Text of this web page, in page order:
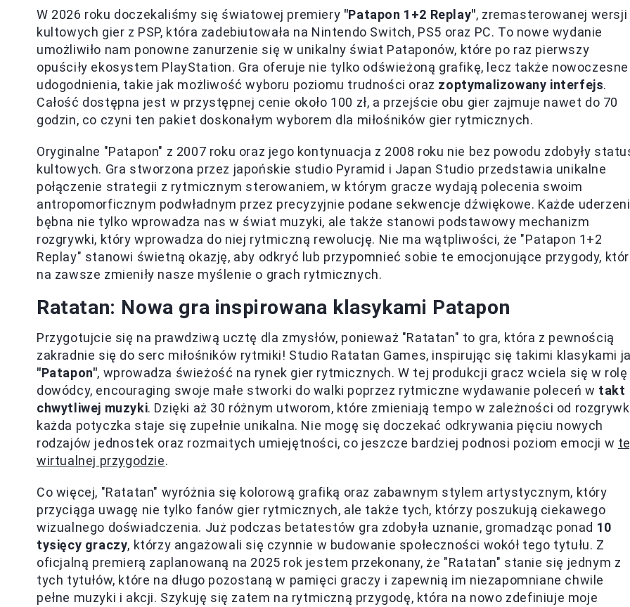
W 2026 roku doczekaliśmy się światowej premiery "Patapon 1+2 Replay", zremasterowanej wersji
kultowych gier z PSP, która zadebiutowała na Nintendo Switch, PS5 oraz PC. To nowe wydanie
umożliwiło nam ponowne zanurzenie się w unikalny świat Pataponów, które po raz pierwszy
opuściły ekosystem PlayStation. Gra oferuje nie tylko odświeżoną grafikę, lecz także nowoczesne
udogodnienia, takie jak możliwość wyboru poziomu trudności oraz zoptymalizowany interfejs.
Całość dostępna jest w przystępnej cenie około 100 zł, a przejście obu gier zajmuje nawet do 70
godzin, co czyni ten pakiet doskonałym wyborem dla miłośników gier rytmicznych.
Oryginalne "Patapon" z 2007 roku oraz jego kontynuacja z 2008 roku nie bez powodu zdobyły
kultowych. Gra stworzona przez japońskie studio Pyramid i Japan Studio przedstawia unikalne
połączenie strategii z rytmicznym sterowaniem, w którym gracze wydają polecenia swoim
antropomorficznym podwładnym przez precyzyjnie podane sekwencje dźwiękowe. Każde
bębna nie tylko wprowadza nas w świat muzyki, ale także stanowi podstawowy mechanizm
rozgrywki, który wprowadza do niej rytmiczną rewolucję. Nie ma wątpliwości, że "Patapon 1+2
Replay" stanowi świetną okazję, aby odkryć lub przypomnieć sobie te emocjonujące przygody,
na zawsze zmieniły nasze myślenie o grach rytmicznych.
Ratatan: Nowa gra inspirowana klasykami Patapon
Przygotujcie się na prawdziwą ucztę dla zmysłów, ponieważ "Ratatan" to gra, która z pewnością
zakradnie się do serc miłośników rytmiki! Studio Ratatan Games, inspirując się takimi klasykami
"Patapon", wprowadza świeżość na rynek gier rytmicznych. W tej produkcji gracz wciela się w rolę
dowódcy, encouraging swoje małe stworki do walki poprzez rytmiczne wydawanie poleceń w takt
chwytliwej muzyki. Dzięki aż 30 różnym utworom, które zmieniają tempo w zależności od
każda potyczka staje się zupełnie unikalna. Nie mogę się doczekać odkrywania pięciu nowych
rodzajów jednostek oraz rozmaitych umiejętności, co jeszcze bardziej podnosi poziom emocji w
wirtualnej przygodzie.
Co więcej, "Ratatan" wyróżnia się kolorową grafiką oraz zabawnym stylem artystycznym, który
przyciąga uwagę nie tylko fanów gier rytmicznych, ale także tych, którzy poszukują ciekawego
wizualnego doświadczenia. Już podczas betatestów gra zdobyła uznanie, gromadząc ponad 10
tysięcy graczy, którzy angażowali się czynnie w budowanie społeczności wokół tego tytułu. Z
oficjalną premierą zaplanowaną na 2025 rok jestem przekonany, że "Ratatan" stanie się jednym z
tych tytułów, które na długo pozostaną w pamięci graczy i zapewnią im niezapomniane chwile
pełne muzyki i akcji. Szykuję się zatem na rytmiczną przygodę, która na nowo zdefiniuje moje